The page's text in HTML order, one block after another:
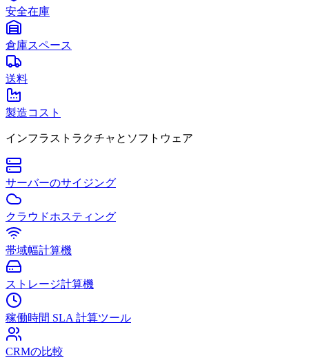
安全在庫
倉庫スペース
送料
製造コスト
インフラストラクチャとソフトウェア
サーバーのサイジング
クラウドホスティング
帯域幅計算機
ストレージ計算機
稼働時間 SLA 計算ツール
CRMの比較